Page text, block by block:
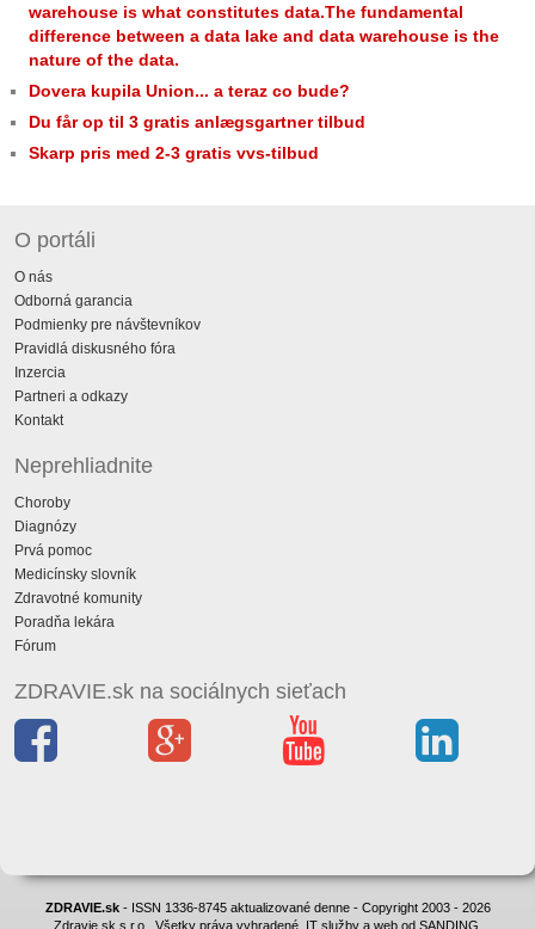
warehouse is what constitutes data.The fundamental
difference between a data lake and data warehouse is the
nature of the data.
Dovera kupila Union... a teraz co bude?
Du får op til 3 gratis anlægsgartner tilbud
Skarp pris med 2-3 gratis vvs-tilbud
O portáli
O nás
Odborná garancia
Podmienky pre návštevníkov
Pravidlá diskusného fóra
Inzercia
Partneri a odkazy
Kontakt
Neprehliadnite
Choroby
Diagnózy
Prvá pomoc
Medicínsky slovník
Zdravotné komunity
Poradňa lekára
Fórum
ZDRAVIE.sk na sociálnych sieťach
ZDRAVIE.sk- ISSN 1336-8745 aktualizované denne - Copyright 2003 - 2026
Zdravie.sk s.r.o., Všetky práva vyhradené. IT služby a web od SANDING.